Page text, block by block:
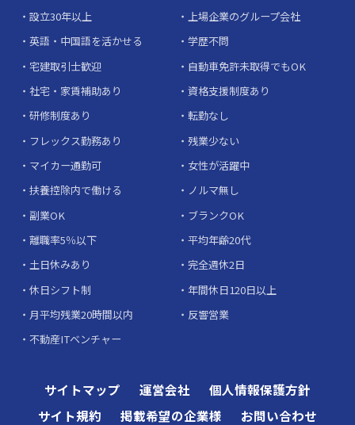
設立30年以上
上場企業のグループ会社
英語・中国語を活かせる
学歴不問
宅建取引士歓迎
自動車免許未取得でもOK
社宅・家賃補助あり
資格支援制度あり
研修制度あり
転勤なし
フレックス勤務あり
残業少ない
マイカー通勤可
女性が活躍中
扶養控除内で働ける
ノルマ無し
副業OK
ブランクOK
離職率5％以下
平均年齢20代
土日休みあり
完全週休2日
休日シフト制
年間休日120日以上
月平均残業20時間以内
反響営業
不動産ITベンチャー
サイトマップ 運営会社
個人情報保護方針
サイト規約
掲載希望の企業様 お問い合わせ